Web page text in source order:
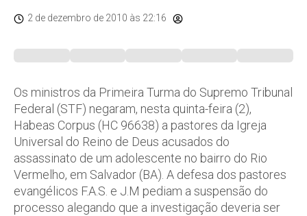
2 de dezembro de 2010 às 22:16
Os ministros da Primeira Turma do Supremo Tribunal
Federal (STF) negaram, nesta quinta-feira (2),
Habeas Corpus (HC 96638) a pastores da Igreja
Universal do Reino de Deus acusados do
assassinato de um adolescente no bairro do Rio
Vermelho, em Salvador (BA). A defesa dos pastores
evangélicos F.A.S. e J.M pediam a suspensão do
processo alegando que a investigação deveria ser